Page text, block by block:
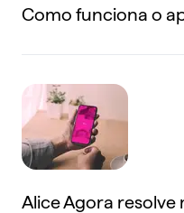
Como funciona o
Alice Agora resolve